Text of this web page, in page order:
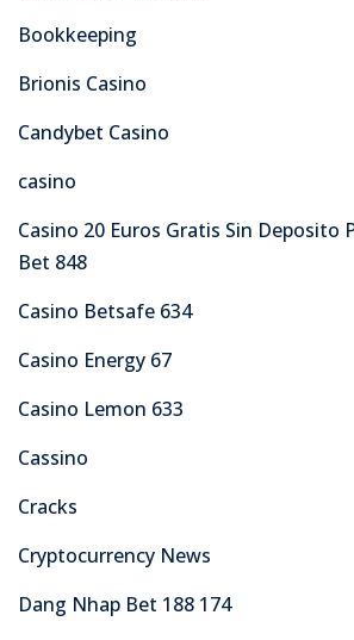
Bookkeeping
Brionis Casino
Candybet Casino
casino
Casino 20 Euros Gratis Sin Deposito
Bet 848
Casino Betsafe 634
Casino Energy 67
Casino Lemon 633
Cassino
Cracks
Cryptocurrency News
Dang Nhap Bet 188 174